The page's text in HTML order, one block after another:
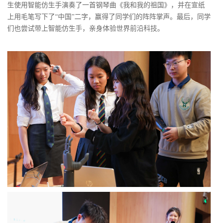
生使用智能仿生手演奏了一首钢琴曲《我和我的祖国》，并在宣纸
上用毛笔写下了“中国”二字，赢得了同学们的阵阵掌声。最后，同学
们也尝试带上智能仿生手，亲身体验世界前沿科技。